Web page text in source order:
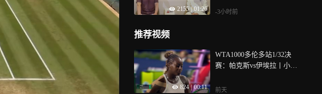
2155 | 01:26 -3小时前
推荐视频
824 | 00:11
WTA1000多伦多站1/32决
赛：帕克斯vs伊埃拉丨小巧
功拿下一分
前天